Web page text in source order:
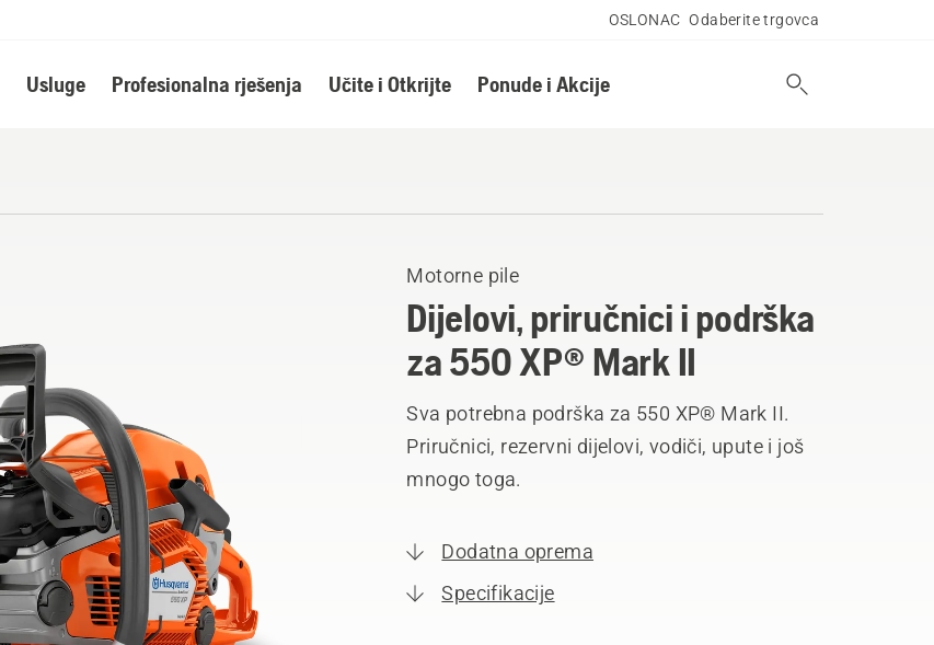
OSLONAC Odaberite trgovca
Usluge Profesionalna rješenja Učite i Otkrijte Ponude i Akcije
Motorne pile
Dijelovi, priručnici i podrška
za 550 XP® Mark II
Sva potrebna podrška za 550 XP® Mark II.
Priručnici, rezervni dijelovi, vodiči, upute i još
mnogo toga.
Dodatna oprema
Specifikacije